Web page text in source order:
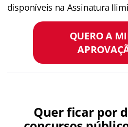
disponíveis na Assinatura
QUERO A
Quer ficar por